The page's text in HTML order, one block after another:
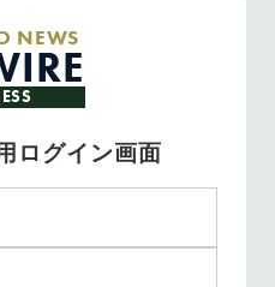
NEWS
ログイン画面